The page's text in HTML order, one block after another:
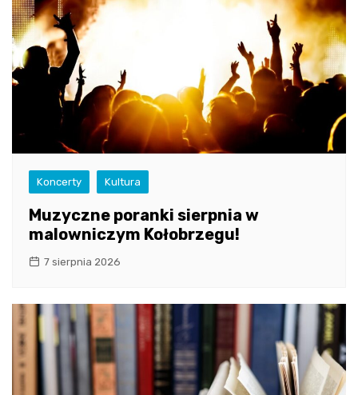
Koncerty Kultura
Muzyczne poranki sierpnia w
malowniczym Kołobrzegu!
7 sierpnia 2026